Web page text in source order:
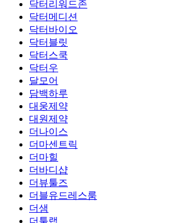
닥터리워드존
닥터메디션
닥터바이오
닥터블릿
닥터스쿡
닥터우
달모어
담백하루
대웅제약
대원제약
더나이스
더마센트릭
더마힐
더바디샵
더뷰툴즈
더블유드레스룸
더샘